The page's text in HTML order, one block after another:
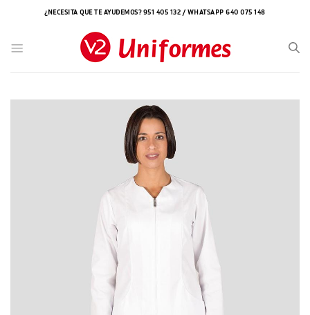
¿NECESITA QUE TE AYUDEMOS? 951 405 132 / WHATSAPP 640 075 148